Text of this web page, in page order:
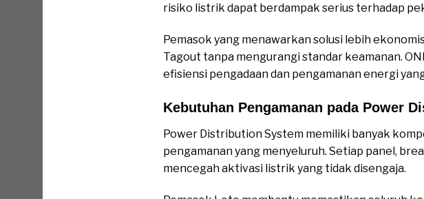
risiko listrik dapat berdampak serius terhadap
Pemasok yang menawarkan solusi lebih
Tagout tanpa mengurangi standar keamanan.
efisiensi pengadaan dan pengamanan energi
Kebutuhan Pengamanan pada Power
Power Distribution System memiliki banyak
pengamanan yang menyeluruh. Setiap panel,
mencegah aktivasi listrik yang tidak disengaja.